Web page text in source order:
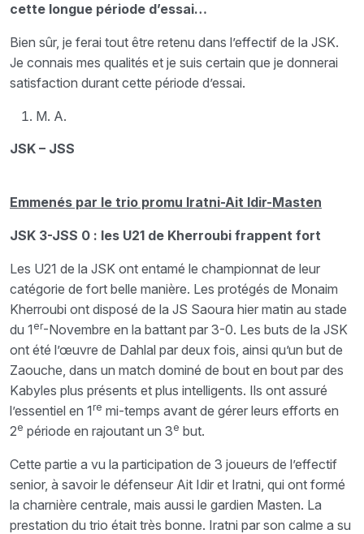
cette longue période d’essai…
Bien sûr, je ferai tout être retenu dans l’effectif de la JSK.
Je connais mes qualités et je suis certain que je donnerai
satisfaction durant cette période d’essai.
M. A.
JSK – JSS
Emmenés par le trio promu Iratni-Ait Idir-Masten
JSK 3-JSS 0 : les U21 de Kherroubi frappent fort
Les U21 de la JSK ont entamé le championnat de leur
catégorie de fort belle manière. Les protégés de Monaim
Kherroubi ont disposé de la JS Saoura hier matin au stade
du 1 er-Novembre en la battant par 3-0. Les buts de la JSK
ont été l’œuvre de Dahlal par deux fois, ainsi qu’un but de
Zaouche, dans un match dominé de bout en bout par des
Kabyles plus présents et plus intelligents. Ils ont assuré
l’essentiel en 1 re mi-temps avant de gérer leurs efforts en
2e période en rajoutant un 3e but.
Cette partie a vu la participation de 3 joueurs de l’effectif
senior, à savoir le défenseur Ait Idir et Iratni, qui ont formé
la charnière centrale, mais aussi le gardien Masten. La
prestation du trio était très bonne. Iratni par son calme a su